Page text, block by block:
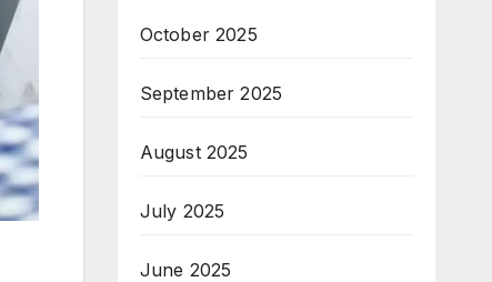
October 2025
September 2025
August 2025
July 2025
June 2025